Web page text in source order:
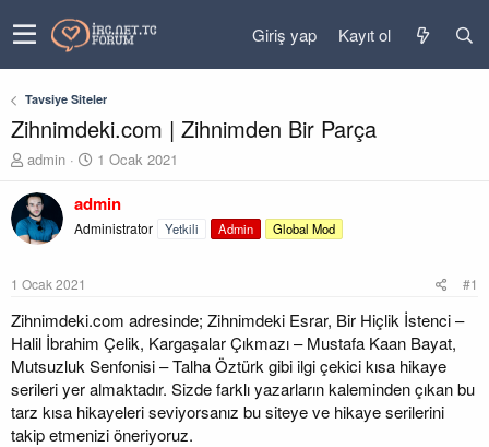
Giriş yap Kayıt ol
Tavsiye Siteler
Zihnimdeki.com | Zihnimden Bir Parça
K
n
u
y
b
a
ş
a
t
a
n
admin
B
ş
l
a
ç
a
r
i
h
i
1 Ocak 2021
admin
Administrator Yetkili Admin Global Mod
1 Ocak 2021 #1
Zihnimdeki.com adresinde; Zihnimdeki Esrar, Bir Hiçlik İstenci –
Halil İbrahim Çelik, Kargaşalar Çıkmazı – Mustafa Kaan Bayat,
Mutsuzluk Senfonisi – Talha Öztürk gibi ilgi çekici kısa hikaye
serileri yer almaktadır. Sizde farklı yazarların kaleminden çıkan bu
tarz kısa hikayeleri seviyorsanız bu siteye ve hikaye serilerini
takip etmenizi öneriyoruz.